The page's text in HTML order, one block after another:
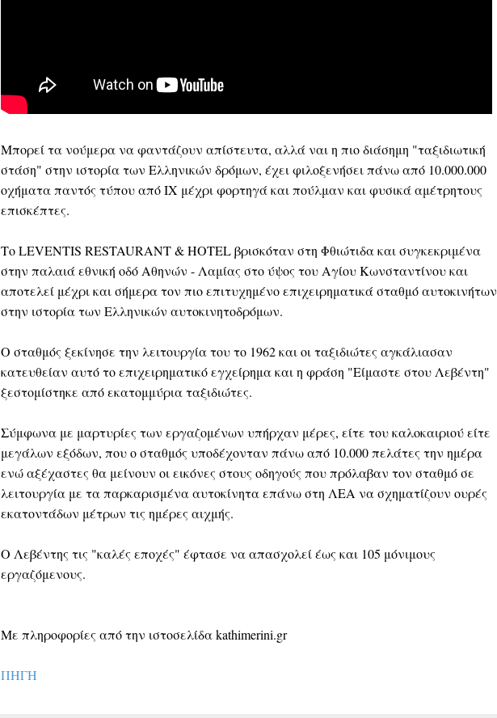
Μπορεί τα νούμερα να φαντάζουν απίστευτα, αλλά ναι η πιο διάσημη "ταξιδιωτική
στάση" στην ιστορία των Ελληνικών δρόμων, έχει φιλοξενήσει πάνω από 10.000.000
οχήματα παντός τύπου από ΙΧ μέχρι φορτηγά και πούλμαν και φυσικά αμέτρητους
επισκέπτες.
Το LEVENTIS RESTAURANT & HOTEL βρισκόταν στη Φθιώτιδα και συγκεκριμένα
στην παλαιά εθνική οδό Αθηνών - Λαμίας στο ύψος του Αγίου Κωνσταντίνου και
αποτελεί μέχρι και σήμερα τον πιο επιτυχημένο επιχειρηματικά σταθμό αυτοκινήτων
στην ιστορία των Ελληνικών αυτοκινητοδρόμων.
Ο σταθμός ξεκίνησε την λειτουργία του το 1962 και οι ταξιδιώτες αγκάλιασαν
κατευθείαν αυτό το επιχειρηματικό εγχείρημα και η φράση "Είμαστε στου Λεβέντη"
ξεστομίστηκε από εκατομμύρια ταξιδιώτες.
Σύμφωνα με μαρτυρίες των εργαζομένων υπήρχαν μέρες, είτε του καλοκαιριού είτε
μεγάλων εξόδων, που ο σταθμός υποδέχονταν πάνω από 10.000 πελάτες την ημέρα
ενώ αξέχαστες θα μείνουν οι εικόνες στους οδηγούς που πρόλαβαν τον σταθμό σε
λειτουργία με τα παρκαρισμένα αυτοκίνητα επάνω στη ΛΕΑ να σχηματίζουν ουρές
εκατοντάδων μέτρων τις ημέρες αιχμής.
Ο Λεβέντης τις "καλές εποχές" έφτασε να απασχολεί έως και 105 μόνιμους
εργαζόμενους.
Με πληροφορίες από την ιστοσελίδα kathimerini.gr
ΠΗΓΗ